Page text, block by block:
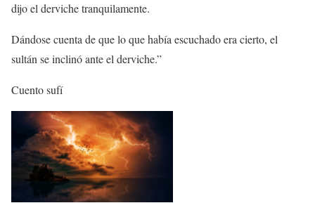
dijo el derviche tranquilamente.
Dándose cuenta de que lo que había escuchado era cierto, el
sultán se inclinó ante el derviche.”
Cuento sufí